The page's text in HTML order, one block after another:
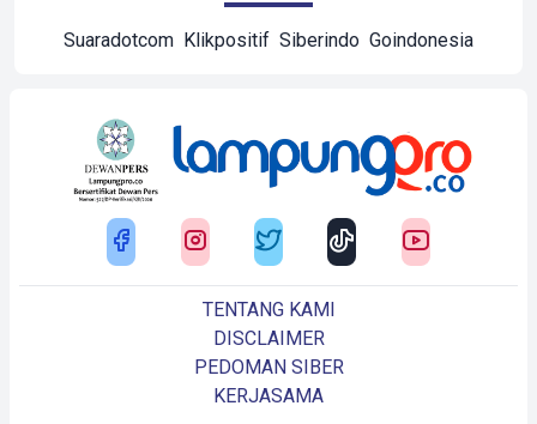
Suaradotcom Klikpositif Siberindo Goindonesia
TENTANG KAMI
DISCLAIMER
PEDOMAN SIBER
KERJASAMA